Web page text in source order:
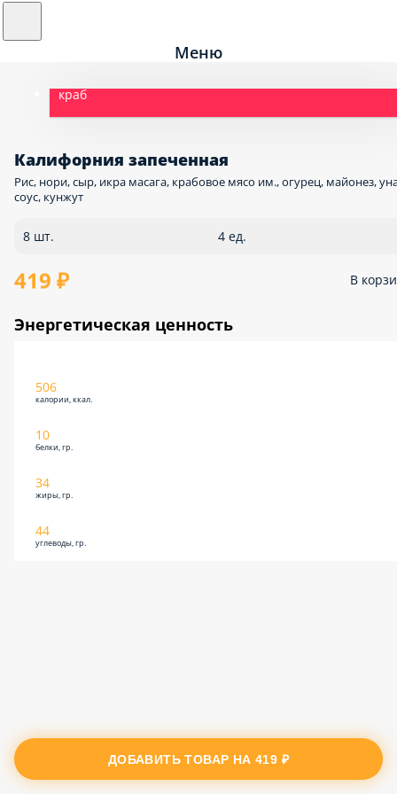
Меню
краб
Калифорния запеченная
Рис, нори, сыр, икра масага, крабовое мясо им., огурец, майонез,
соус, кунжут
8 шт. 4 ед.
419 ₽ В
Энергетическая ценность
506
калории, ккал.
10
белки, гр.
34
жиры, гр.
44
углеводы, гр.
ДОБАВИТЬ ТОВАР НА419 ₽